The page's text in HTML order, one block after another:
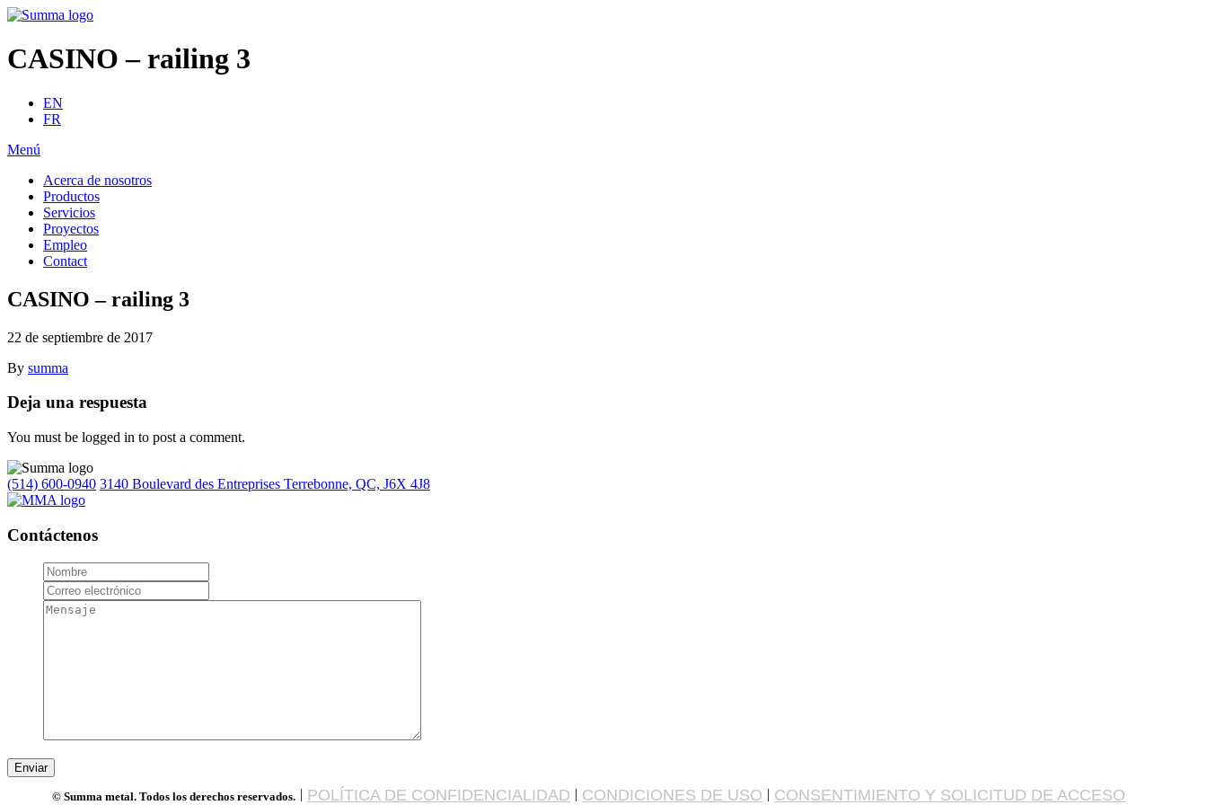
CASINO – railing 3
EN
FR
Menú
Acerca de nosotros
Productos
Servicios
Proyectos
Empleo
Contact
CASINO – railing 3
22 de septiembre de 2017
By summa
Deja una respuesta
You must be logged in to post a comment.
(514) 600-0940 3140 Boulevard des Entreprises Terrebonne, QC, J6X 4J8
Contáctenos
© Summa metal. Todos los derechos reservados. | POLÍTICA DE CONFIDENCIALIDAD | CONDICIONES DE USO | CONSENTIMIENTO Y SOLICITUD DE ACCESO